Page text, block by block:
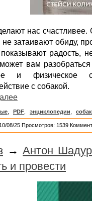
нас
не затаивают обиду,
радость,
вам
и физическое
с собакой.
PDF энциклопедии
08/25 Просмотров: 1539
→Антон
и провести